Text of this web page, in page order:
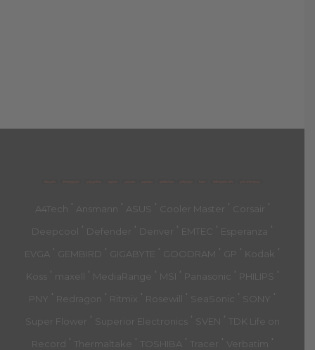
A4Tech ' Ansmann ' ASUS ' Cooler Master ' Corsair '
Deepcool ' Defender ' Denver ' EMTEC ' Esperanza '
EVGA ' GEMBIRD ' GIGABYTE ' GOODRAM ' GP ' Kodak '
Koss ' maxell ' MediaRange ' MSI ' Panasonic ' PHILIPS '
PNY ' Redragon ' Ritmix ' Rosewill ' SeaSonic ' SONY '
Super Flower ' Superior Electronics ' SVEN ' TDK Life on
Record ' Thermaltake ' TOSHIBA ' Tracer ' Verbatim '